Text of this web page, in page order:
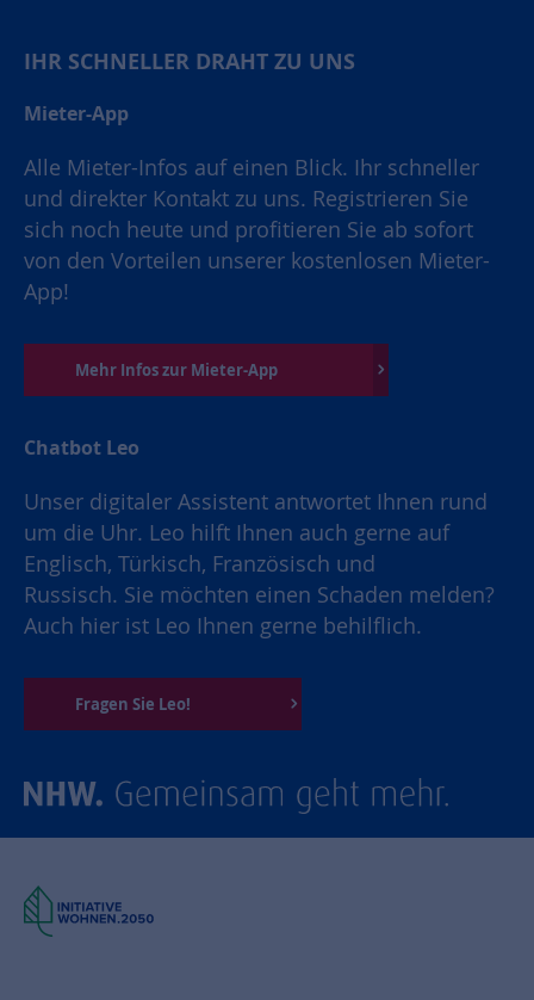
IHR SCHNELLER DRAHT ZU UNS
Mieter-App
Alle Mieter-Infos auf einen Blick. Ihr schneller
und direkter Kontakt zu uns. Registrieren Sie
sich noch heute und profitieren Sie ab sofort
von den Vorteilen unserer kostenlosen Mieter-
App!
Mehr Infos zur Mieter-App
Chatbot Leo
Unser digitaler Assistent antwortet Ihnen rund
um die Uhr. Leo hilft Ihnen auch gerne auf
Englisch, Türkisch, Französisch und
Russisch. Sie möchten einen Schaden melden?
Auch hier ist Leo Ihnen gerne behilflich.
Fragen Sie Leo!